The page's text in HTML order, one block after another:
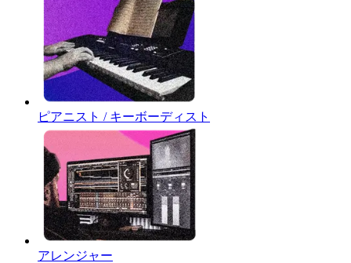
ピアニスト / キーボーディスト
アレンジャー